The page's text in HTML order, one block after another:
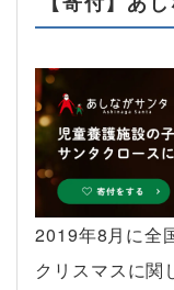
2019年8月に全
クリスマスに関